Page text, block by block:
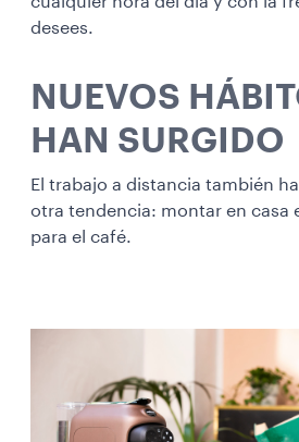
desees.
NUEVOS
HAN SURGIDO
El trabajo a distancia también
otra tendencia: montar en casa
para el café.